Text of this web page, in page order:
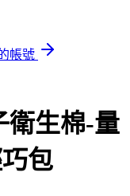
帳號
衛生棉-量
包